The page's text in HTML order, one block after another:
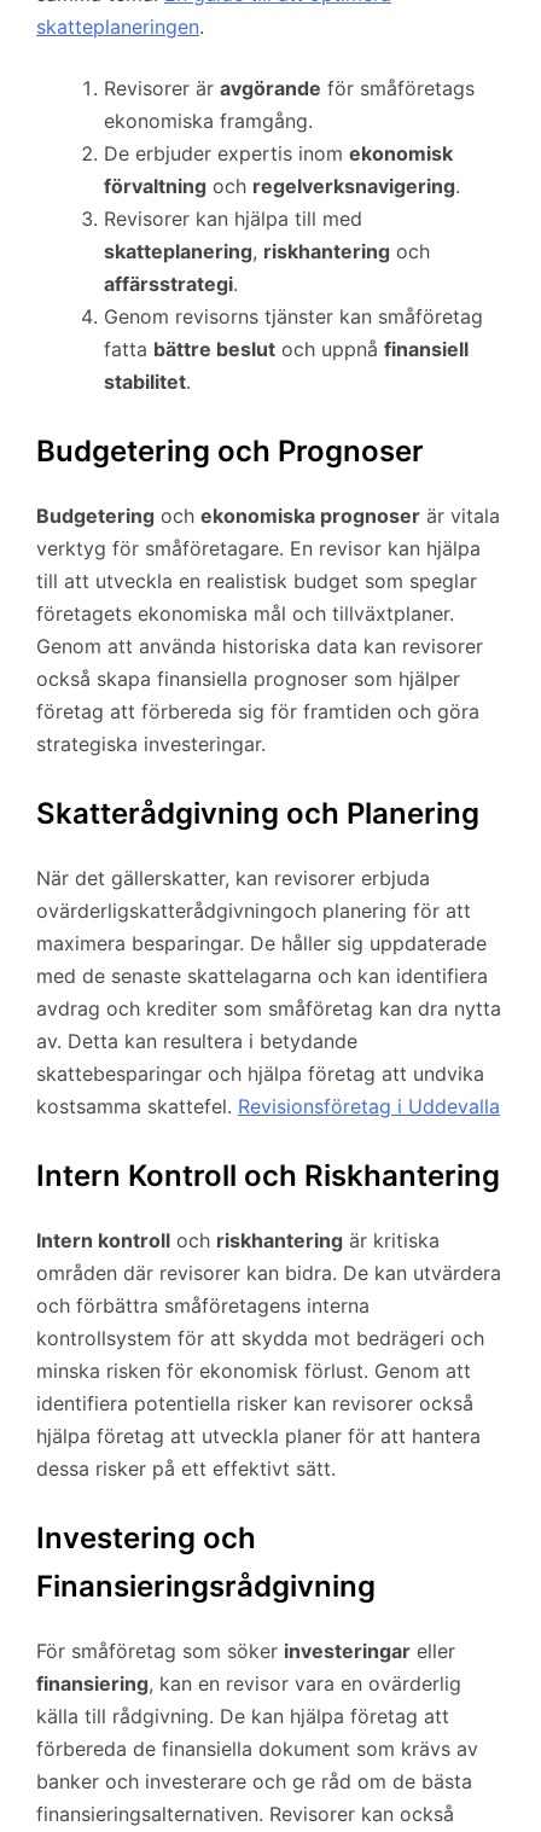
skatteplaneringen.
Revisorer är avgörande för småföretags
ekonomiska framgång.
De erbjuder expertis inom ekonomisk
förvaltning och regelverksnavigering.
Revisorer kan hjälpa till med
skatteplanering, riskhantering och
affärsstrategi.
Genom revisorns tjänster kan småföretag
fatta bättre beslut och uppnå finansiell
stabilitet.
Budgetering och Prognoser
Budgetering och ekonomiska prognoser är vitala
verktyg för småföretagare. En revisor kan hjälpa
till att utveckla en realistisk budget som speglar
företagets ekonomiska mål och tillväxtplaner.
Genom att använda historiska data kan revisorer
också skapa finansiella prognoser som hjälper
företag att förbereda sig för framtiden och göra
strategiska investeringar.
Skatterådgivning och Planering
När det gällerskatter, kan revisorer erbjuda
ovärderligskatterådgivningoch planering för att
maximera besparingar. De håller sig uppdaterade
med de senaste skattelagarna och kan identifiera
avdrag och krediter som småföretag kan dra nytta
av. Detta kan resultera i betydande
skattebesparingar och hjälpa företag att undvika
kostsamma skattefel. Revisionsföretag i Uddevalla
Intern Kontroll och Riskhantering
Intern kontroll och riskhantering är kritiska
områden där revisorer kan bidra. De kan utvärdera
och förbättra småföretagens interna
kontrollsystem för att skydda mot bedrägeri och
minska risken för ekonomisk förlust. Genom att
identifiera potentiella risker kan revisorer också
hjälpa företag att utveckla planer för att hantera
dessa risker på ett effektivt sätt.
Investering och
Finansieringsrådgivning
För småföretag som söker investeringar eller
finansiering, kan en revisor vara en ovärderlig
källa till rådgivning. De kan hjälpa företag att
förbereda de finansiella dokument som krävs av
banker och investerare och ge råd om de bästa
finansieringsalternativen. Revisorer kan också